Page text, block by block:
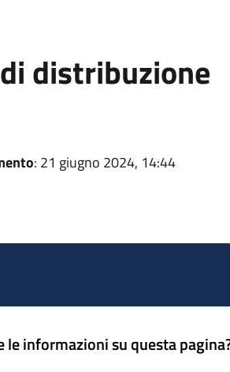
distribuzione
: 21 giugno 2024, 14:44
le informazioni su questa